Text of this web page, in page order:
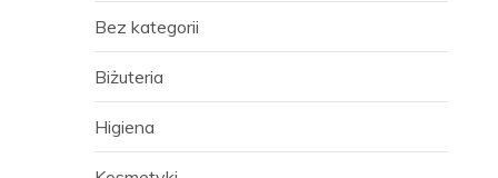
Bez kategorii
Biżuteria
Higiena